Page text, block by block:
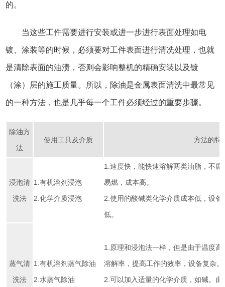
的。
当这些工件需要进行安装或进一步进行表面处理如电
镀、涂装等的时候，必须要对工件表面进行清冼处理，也就
是清除表面的油渍，否则会影响整机的精确安装以及镀
（涂）层的施工质量。所以，除油是金属表面清洗中最常见
的一种方法，也是几乎每一个工件必须经过的重要步骤。
除油方
法
使用工具及介质 方法的特
浸泡清
洗法
1.有机溶剂浸泡
2.化学介质浸泡
1.速度快，能快速溶解两类油脂，不
易燃，成本高。
2.使用的酸碱类化学介质成本低，设
低。
蒸气清
洗法
1.有机溶剂蒸气除油
2.水蒸气除油
1.原理和浸泡法一样，但是由于温度
溶解率，提高工作的效率，设备复杂。
2.可以加入适量的化学介质，如碱。